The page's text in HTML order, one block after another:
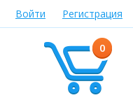
Войти Регистрация
0